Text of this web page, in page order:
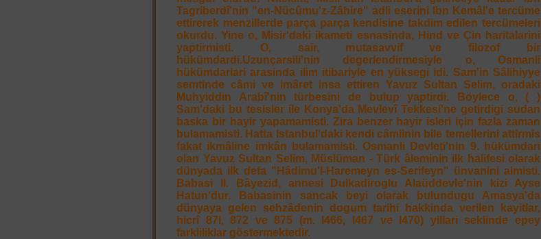
Tagriberdî'nin "en-Nücûmu'z-Zâhire" adli eserini Ibn Kemâl'e tercüme
ettirerek menzillerde parça parça kendisine takdim edilen tercümeleri
okurdu. Yine o, Misir'daki ikameti esnasinda, Hind ve Çin haritalarini
yaptirmisti. O, sair, mutasavvif ve filozof bir
hükümdardi.Uzunçarsili'nin degerlendirmesiyle o, Osmanli
hükümdarlari arasinda ilim itibariyle en yüksegi idi. Sam'in Sâlihiyye
semtinde câmi ve imâret insa ettiren Yavuz Sultan Selim, oradaki
Muhyiddin Arabî'nin türbesini de bulup yaptirdi. Böylece o, ( )
Sam'daki bu tesisler ile Konya'da Mevlevî Tekkesi'ne getirdigi sudan
baska bir hayir yapamamisti. Zira benzer hayir isleri için fazla zaman
bulamamisti. Hatta Istanbul'daki kendi câmiinin bile temellerini attirmis
fakat ikmâline imkân bulamamisti. Osmanli Devleti'nin 9. hükümdari
olan Yavuz Sultan Selim, Müslüman - Türk âleminin ilk halifesi olarak
dünyada ilk defa "Hâdimu'l-Haremeyn es-Serifeyn" ünvanini almisti.
Babasi II. Bâyezid, annesi Dulkadiroglu Alaüddevle'nin kizi Ayse
Hatun'dur. Babasinin sancak beyi olarak bulundugu Amasya'da
dünyaya gelen sehzâdenin dogum tarihi hakkinda verilen kayitlar,
hicrî 87l, 872 ve 875 (m. l466, l467 ve l470) yillari seklinde epey
farkliliklar göstermektedir.